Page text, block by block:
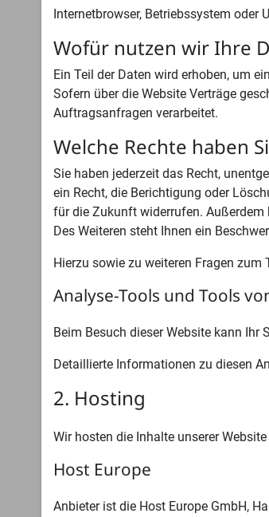
Internetbrowser, Betriebssystem oder
Wofür nutzen wir Ihre
Ein Teil der Daten wird erhoben, um
Sofern über die Website Verträge
Auftragsanfragen verarbeitet.
Welche Rechte haben
Sie haben jederzeit das Recht,
ein Recht, die Berichtigung oder
für die Zukunft widerrufen. Außerdem
Des Weiteren steht Ihnen ein
Hierzu sowie zu weiteren Fragen
Analyse-Tools und Tools
Beim Besuch dieser Website kann
Detaillierte Informationen zu diesen
2. Hosting
Wir hosten die Inhalte unserer
Host Europe
Anbieter ist die Host Europe GmbH,